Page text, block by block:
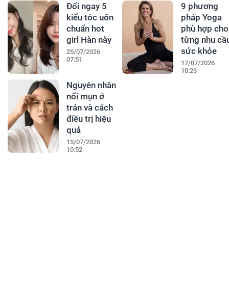
Đổi ngay 5
kiểu tóc uốn
chuẩn hot
girl Hàn này
25/07/2026
07:51
9 phương
pháp Yoga
phù hợp cho
từng nhu
sức khỏe
17/07/2026
10:23
Nguyên nhân
nổi mụn ở
trán và cách
điều trị hiệu
quả
15/07/2026
10:52